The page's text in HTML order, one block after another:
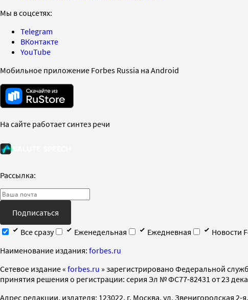
Мы в соцсетях:
Telegram
ВКонтакте
YouTube
Мобильное приложение Forbes Russia на Android
На сайте работает синтез речи
Рассылка:
Подписаться
Все сразу
Еженедельная Ежедневная
Новости
Наименование издания: forbes.ru
Cетевое издание « forbes.ru » зарегистрировано Федеральной
принятия решения о регистрации: серия Эл № ФС77-82431 от 23
Адрес редакции, издателя: 123022, г. Москва, ул. Звенигородская 2-